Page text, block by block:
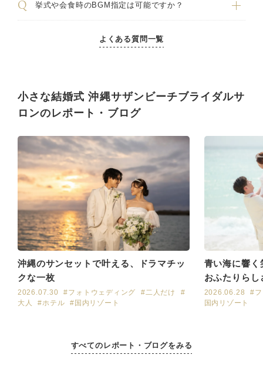
挙式や会食時のBGM指定は可能ですか？
よくある質問一覧
小さな結婚式 沖縄サザンビーチブライダルサ
ロンのレポート・ブログ
すべてのレポート・ブログをみる
沖縄のサンセットで叶える、ドラマチッ
クな一枚
2026.07.30 #フォトウェディング #二人だけ
#
大人
#ホテル #国内リゾート
青い海に響
おふたりら
ォトウェディ
2026.06.28
#
国内リゾート